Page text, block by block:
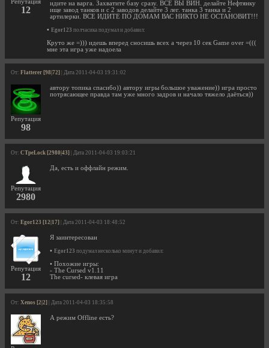
Репутация
12
идите на варга. Захватите базу сразу. ВСЕ ВЫ ВИН. делайте Нефтянку
ище завод танков и с 2 заводов делайте 3 лег. танка 3 танка и 2
артилерки. ВСЕ ИДИТЕ ПО ДОМАМ ВАС НИКТО НЕ ОСТАНОВИТ!!!
• Egor123 полчасика подумал и добавил:
Круто же =))) идешь вперед сносишь всех а через 10 сек Game over =(((
мне эта игра уже надоела
От: Flatterer [98|72] | Дата 2011-04-03 19:31:02
Репутация
98
автору топика спасибо)) автору игры большое уважение)) игра просто
потрясающее правда там уже много задров и начало тяжело даёться))
От: CTpeLock [2980|43] | Дата 2011-04-03 19:03:21
Репутация
2980
Да, есть и оффлайн режим.
От: Egor123 [12|17] | Дата 2011-04-03 18:48:52
Репутация
12
Я заинтересован
• Egor123 подумал несколько минут и добавил:
• Похожие игры:
- The Cursed v1.11
The cursed- клевая игра
От: Xenos [2|2] | Дата 2011-04-03 18:35:58
А режим Offline есть?